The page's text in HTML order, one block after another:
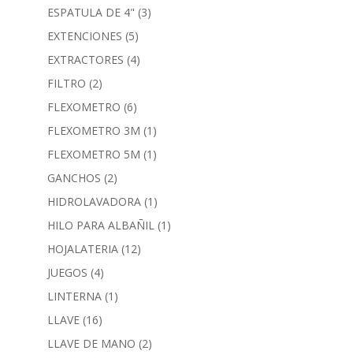
ESPATULA DE 4" (3)
EXTENCIONES (5)
EXTRACTORES (4)
FILTRO (2)
FLEXOMETRO (6)
FLEXOMETRO 3M (1)
FLEXOMETRO 5M (1)
GANCHOS (2)
HIDROLAVADORA (1)
HILO PARA ALBAÑIL (1)
HOJALATERIA (12)
JUEGOS (4)
LINTERNA (1)
LLAVE (16)
LLAVE DE MANO (2)